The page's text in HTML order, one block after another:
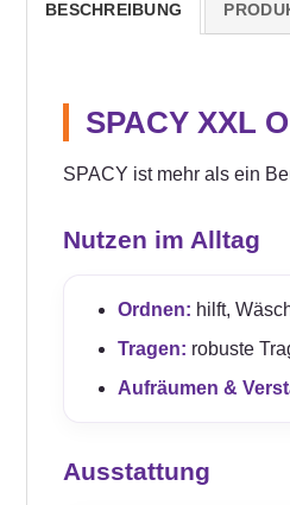
BESCHREIBUNG
SPACY XXL
SPACY ist mehr als ein
Nutzen im Alltag
Ordnen: hilft,
Tragen: robuste
Aufräumen &
Ausstattung